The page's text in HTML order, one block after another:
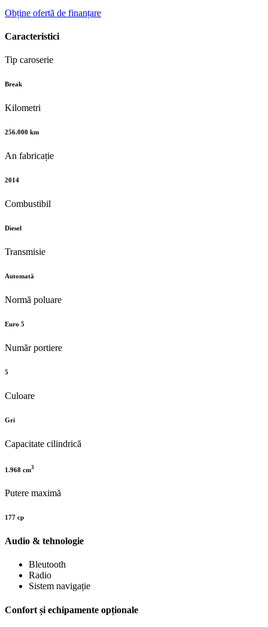
Obține ofertă de finanțare
Caracteristici
Tip caroserie
Break
Kilometri
256.000 km
An fabricație
2014
Combustibil
Diesel
Transmisie
Automată
Normă poluare
Euro 5
Număr portiere
5
Culoare
Gri
Capacitate cilindrică
1.968 cm3
Putere maximă
177 cp
Audio & tehnologie
Bleutooth
Radio
Sistem navigație
Confort și echipamente opționale